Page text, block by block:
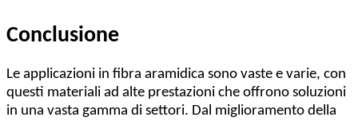
Conclusione
Le applicazioni in fibra aramidica sono vaste e varie, con
questi materiali ad alte prestazioni che offrono soluzioni
in una vasta gamma di settori. Dal miglioramento della